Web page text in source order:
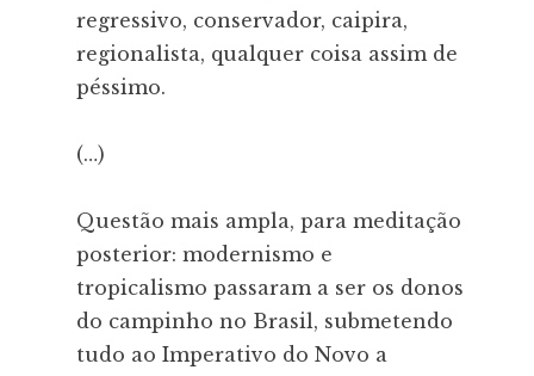
regressivo, conservador, caipira,
regionalista, qualquer coisa assim de
péssimo.
(…)
Questão mais ampla, para meditação
posterior: modernismo e
tropicalismo passaram a ser os donos
do campinho no Brasil, submetendo
tudo ao Imperativo do Novo a